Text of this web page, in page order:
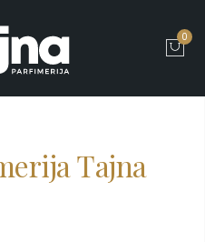
0
Tajna